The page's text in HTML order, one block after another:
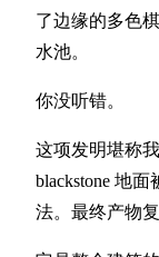
了边缘的多色
水池。
你没听错。
这项发明堪称
blackstone 地
法。最终产物